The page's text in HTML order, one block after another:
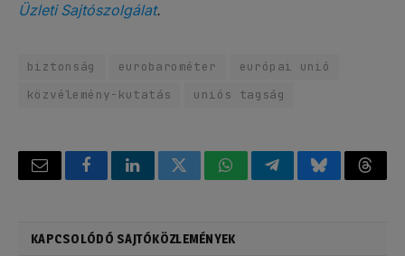
Üzleti Sajtószolgálat.
biztonság eurobarométer
európai unió
közvélemény-kutatás
uniós tagság
Email FacebookLinkedInTwitterWhatsAppTelegramBluesky
KAPCSOLÓDÓ SAJTÓKÖZLEMÉNYEK